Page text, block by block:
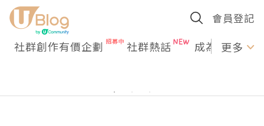
會員登記
社群創作有價企劃 社群熱話 成為U更多